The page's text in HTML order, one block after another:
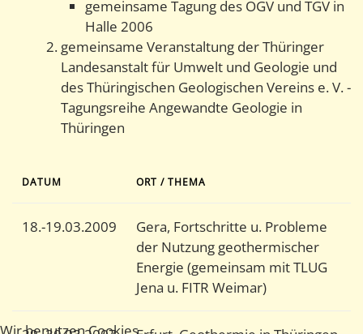
gemeinsame Tagung des OGV und TGV in
Halle 2006
gemeinsame Veranstaltung der Thüringer
Landesanstalt für Umwelt und Geologie und
des Thüringischen Geologischen Vereins e. V. -
Tagungsreihe Angewandte Geologie in
Thüringen
DATUM ORT / THEMA
18.-19.03.2009
Gera, Fortschritte u. Probleme
der Nutzung geothermischer
Energie (gemeinsam mit TLUG
Jena u. FITR Weimar)